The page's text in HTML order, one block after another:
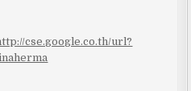
cse.google.co.th/url?